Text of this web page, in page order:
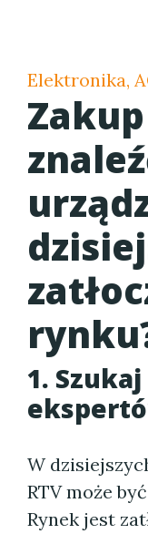
Elektronika,
1.
W
RTV może
Rynek jest